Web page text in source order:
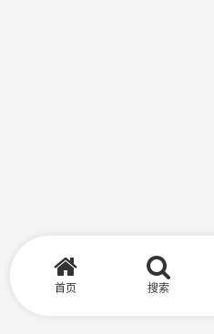
首页 搜索